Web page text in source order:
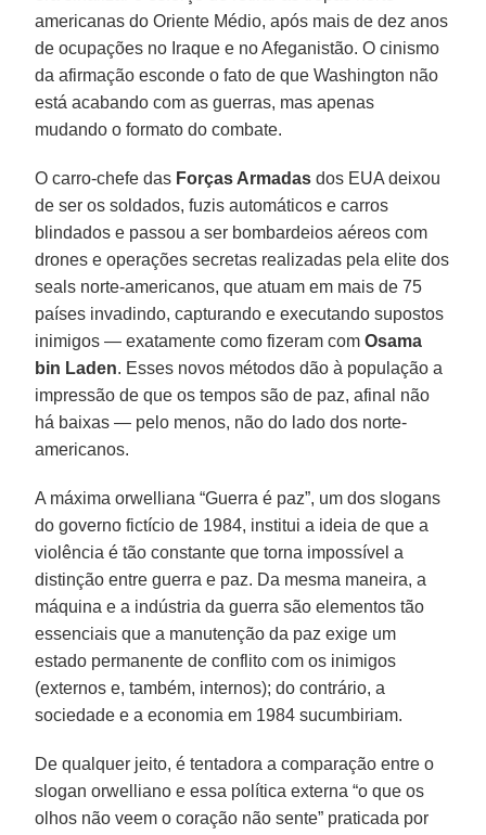
americanas do Oriente Médio, após mais de dez anos
de ocupações no Iraque e no Afeganistão. O cinismo
da afirmação esconde o fato de que Washington não
está acabando com as guerras, mas apenas
mudando o formato do combate.
O carro-chefe das Forças Armadas dos EUA deixou
de ser os soldados, fuzis automáticos e carros
blindados e passou a ser bombardeios aéreos com
drones e operações secretas realizadas pela elite dos
seals norte-americanos, que atuam em mais de 75
países invadindo, capturando e executando supostos
inimigos — exatamente como fizeram comOsama
bin Laden. Esses novos métodos dão à população a
impressão de que os tempos são de paz, afinal não
há baixas — pelo menos, não do lado dos norte-
americanos.
A máxima orwelliana “Guerra é paz”, um dos slogans
do governo fictício de 1984, institui a ideia de que a
violência é tão constante que torna impossível a
distinção entre guerra e paz. Da mesma maneira, a
máquina e a indústria da guerra são elementos tão
essenciais que a manutenção da paz exige um
estado permanente de conflito com os inimigos
(externos e, também, internos); do contrário, a
sociedade e a economia em 1984 sucumbiriam.
De qualquer jeito, é tentadora a comparação entre o
slogan orwelliano e essa política externa “o que os
olhos não veem o coração não sente” praticada por